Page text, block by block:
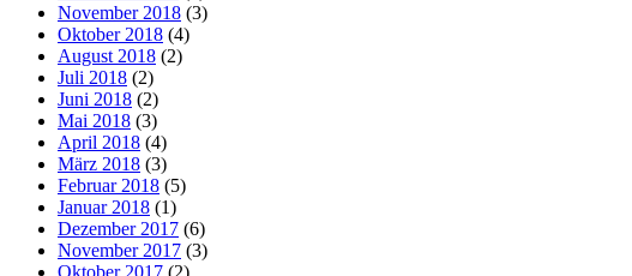
November 2018 (3)
Oktober 2018 (4)
August 2018 (2)
Juli 2018 (2)
Juni 2018 (2)
Mai 2018 (3)
April 2018 (4)
März 2018 (3)
Februar 2018 (5)
Januar 2018 (1)
Dezember 2017 (6)
November 2017 (3)